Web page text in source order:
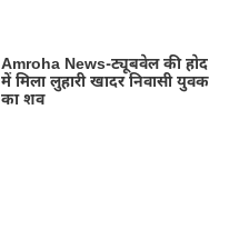
Amroha News-ट्यूबवेल की होद
में मिला लुहारी खादर निवासी युवक
का शव